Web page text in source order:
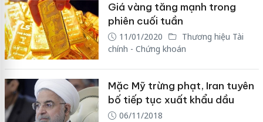
Giá vàng tăng mạnh trong
phiên cuối tuần
11/01/2020
Thương hiệu Tài
chính - Chứng khoán
Mặc Mỹ trừng phạt, Iran tuyên
bố tiếp tục xuất khẩu dầu
06/11/2018